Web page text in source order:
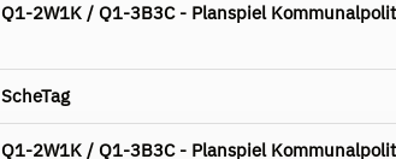
Q1-2W1K / Q1-3B3C - Planspiel
ScheTag
Q1-2W1K / Q1-3B3C - Planspiel